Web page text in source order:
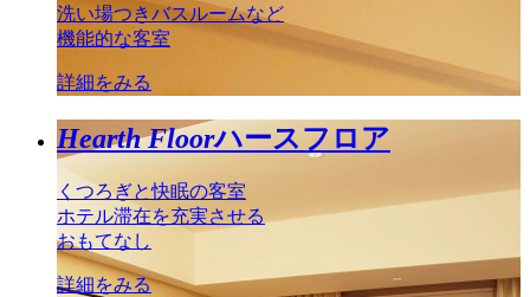
洗い場つきバスルームなど
機能的な客室
詳細をみる
Hearth Floorハースフロア
くつろぎと快眠の客室
ホテル滞在を充実させる
おもてなし
詳細をみる